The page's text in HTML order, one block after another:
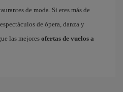
de moda. Si eres más de
de ópera, danza y
las mejores ofertas de vuelos a